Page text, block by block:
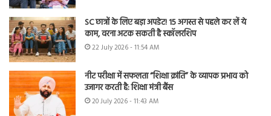
SC छात्रों के लिए बड़ा अपडेट! 15 अगस्त से पहले कर लें ये
काम, वरना अटक सकती है स्कॉलरशिप
22 July 2026 - 11:54 AM
नीट परीक्षा में सफलता “शिक्षा क्रांति” के व्यापक प्रभाव को
उजागर करती है: शिक्षा मंत्री बैंस
20 July 2026 - 11:43 AM